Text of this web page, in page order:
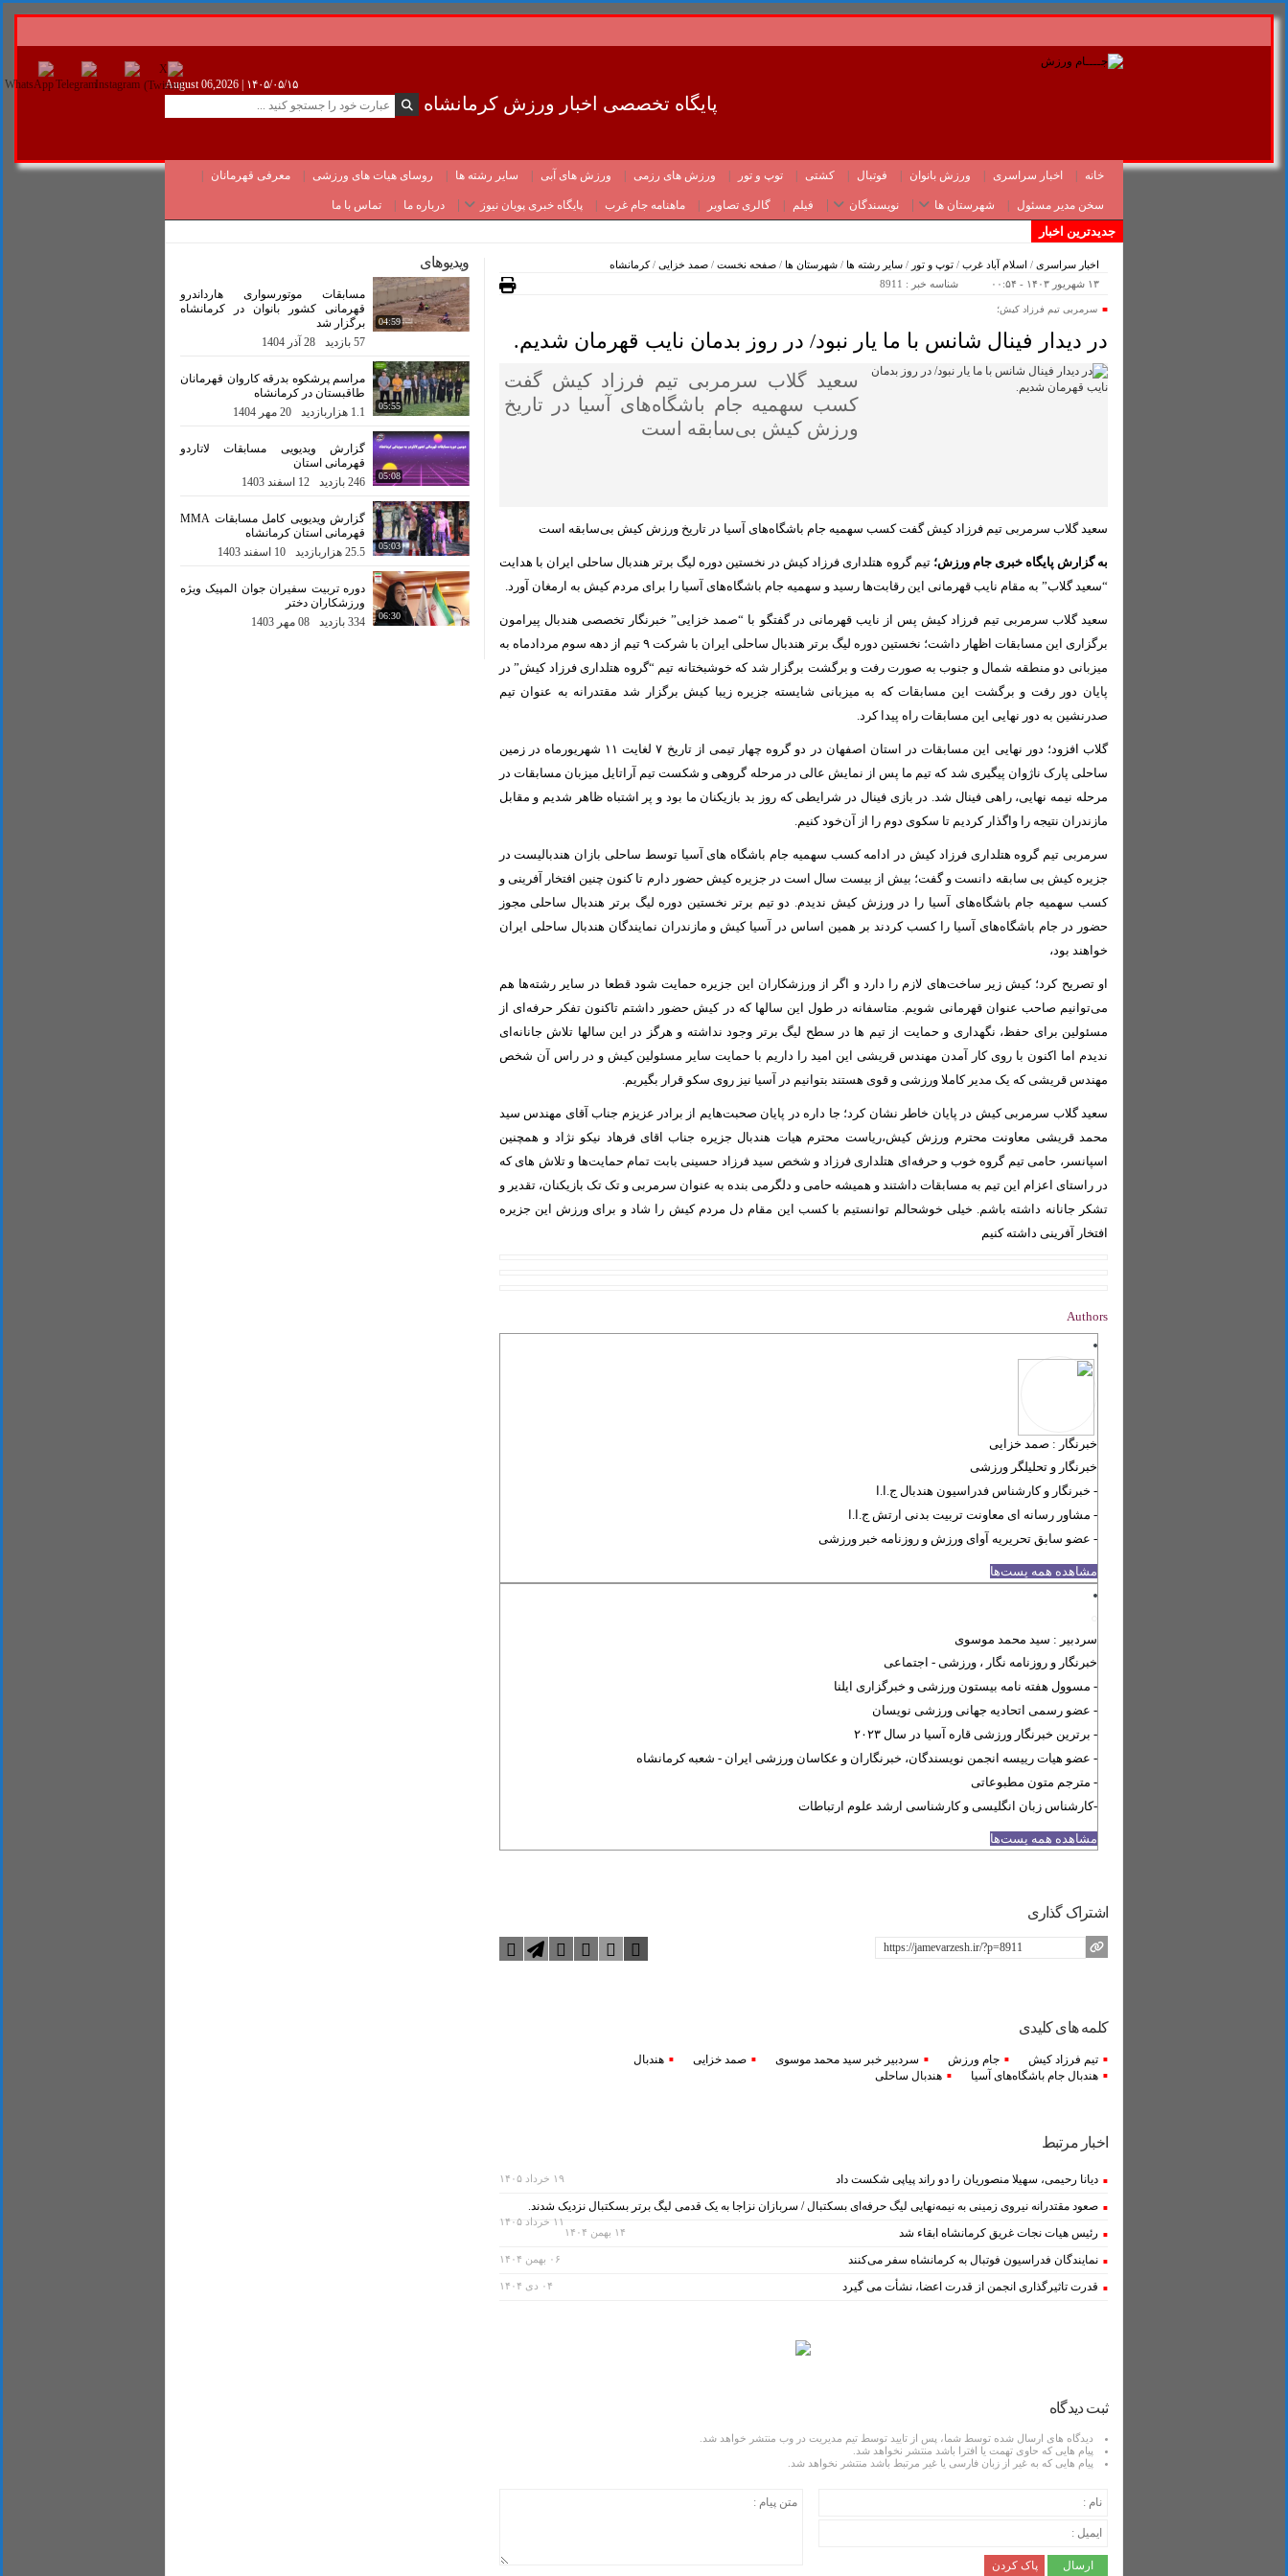
August 06,2026 | ۱۴۰۵/۰۵/۱۵
پایگاه تخصصی اخبار ورزش کرمانشاه
خانه اخبار سراسری ورزش بانوان فوتبال کشتی توپ و تور ورزش های رزمی ورزش های آبی سایر رشته ها روسای هیات های ورزشی معرفی قهرمانان
سخن مدیر مسئول شهرستان ها نویسندگان فیلم گالری تصاویر ماهنامه جام غرب پایگاه خبری پویان نیوز درباره ما تماس با ما
جدیدترین اخبار
اخبار سراسری / اسلام آباد غرب / توپ و تور / سایر رشته ها / شهرستان ها / صفحه نخست / صمد خزایی /کرمانشاه
۱۳ شهریور ۱۴۰۳ - ۰۰:۵۴
شناسه خبر : 8911
سرمربی تیم فرزاد کیش؛
در دیدار فینال شانس با ما یار نبود/ در روز بدمان نایب قهرمان شدیم.
سعید گلاب سرمربی تیم فرزاد کیش گفت
کسب سهمیه جام باشگاه‌های آسیا در تاریخ
ورزش کیش بی‌سابقه است
سعید گلاب سرمربی تیم فرزاد کیش گفت کسب سهمیه جام باشگاه‌های آسیا در تاریخ ورزش کیش بی‌سابقه است
به گزارش پایگاه خبری جام ورزش؛ تیم گروه هتلداری فرزاد کیش در نخستین دوره لیگ برتر هندبال ساحلی ایران با هدایت
“سعید گلاب” به مقام نایب قهرمانی این رقابت‌ها رسید و سهمیه جام باشگاه‌های آسیا را برای مردم کیش به ارمغان آورد.
سعید گلاب سرمربی تیم فرزاد کیش پس از نایب قهرمانی در گفتگو با “صمد خزایی” خبرنگار تخصصی هندبال پیرامون
برگزاری این مسابقات اظهار داشت؛ نخستین دوره لیگ برتر هندبال ساحلی ایران با شرکت ۹ تیم از دهه سوم مردادماه به
میزبانی دو منطقه شمال و جنوب به صورت رفت و برگشت برگزار شد که خوشبختانه تیم “گروه هتلداری فرزاد کیش” در
پایان دور رفت و برگشت این مسابقات که به میزبانی شایسته جزیره زیبا کیش برگزار شد مقتدرانه به عنوان تیم
صدرنشین به دور نهایی این مسابقات راه پیدا کرد.
گلاب افزود؛ دور نهایی این مسابقات در استان اصفهان در دو گروه چهار تیمی از تاریخ ۷ لغایت ۱۱ شهریورماه در زمین
ساحلی پارک ناژوان پیگیری شد که تیم ما پس از نمایش عالی در مرحله گروهی و شکست تیم آراتایل میزبان مسابقات در
مرحله نیمه نهایی، راهی فینال شد. در بازی فینال در شرایطی که روز بد بازیکنان ما بود و پر اشتباه ظاهر شدیم و مقابل
مازندران نتیجه را واگذار کردیم تا سکوی دوم را از آن‌خود کنیم.
سرمربی تیم گروه هتلداری فرزاد کیش در ادامه کسب سهمیه جام باشگاه های آسیا توسط ساحلی بازان هندبالیست در
جزیره کیش بی سابقه دانست و گفت؛ بیش از بیست سال است در جزیره کیش حضور دارم تا کنون چنین افتخار آفرینی و
کسب سهمیه جام باشگاه‌های آسیا را در ورزش کیش ندیدم. دو تیم برتر نخستین دوره لیگ برتر هندبال ساحلی مجوز
حضور در جام باشگاه‌های آسیا را کسب کردند بر همین اساس در آسیا کیش و مازندران نمایندگان هندبال ساحلی ایران
خواهند بود،
او تصریح کرد؛ کیش زیر ساخت‌های لازم را دارد و اگر از ورزشکاران این جزیره حمایت شود قطعا در سایر رشته‌ها هم
می‌توانیم صاحب عنوان قهرمانی شویم. متاسفانه در طول این سالها که در کیش حضور داشتم تاکنون تفکر حرفه‌ای از
مسئولین برای حفظ، نگهداری و حمایت از تیم ها در سطح لیگ برتر وجود نداشته و هرگز در این سالها تلاش جانانه‌ای
ندیدم اما اکنون با روی کار آمدن مهندس قریشی این امید را داریم با حمایت سایر مسئولین کیش و در راس آن شخص
مهندس قریشی که یک مدیر کاملا ورزشی و قوی هستند بتوانیم در آسیا نیز روی سکو قرار بگیریم.
سعید گلاب سرمربی کیش در پایان خاطر نشان کرد؛ جا داره در پایان صحبت‌هایم از برادر عزیزم جناب آقای مهندس سید
محمد قریشی معاونت محترم ورزش کیش،ریاست محترم هیات هندبال جزیره جناب اقای فرهاد نیکو نژاد و همچنین
اسپانسر، حامی تیم گروه خوب و حرفه‌ای هتلداری فرزاد و شخص سید فرزاد حسینی بابت تمام حمایت‌ها و تلاش های که
در راستای اعزام این تیم به مسابقات داشتند و همیشه حامی و دلگرمی بنده به عنوان سرمربی و تک تک بازیکنان، تقدیر و
تشکر جانانه داشته باشم. خیلی خوشحالم توانستیم با کسب این مقام دل مردم کیش را شاد و برای ورزش این جزیره
افتخار آفرینی داشته کنیم
Authors
خبرنگار : صمد خزایی
خبرنگار و تحلیلگر ورزشی
- خبرنگار و کارشناس فدراسیون هندبال ج.ا‌.ا
- مشاور رسانه ای معاونت تربیت بدنی ارتش ج.ا.ا
- عضو سابق تحریریه آوای ورزش و روزنامه خبر ورزشی
مشاهده همه پست‌ها
سردبیر : سید محمد موسوی
خبرنگار و روزنامه نگار ، ورزشی - اجتماعی
- مسوول هفته نامه بیستون ورزشی و خبرگزاری ایلنا
- عضو رسمی اتحادیه جهانی ورزشی نویسان
- برترین خبرنگار ورزشی قاره آسیا در سال ۲۰۲۳
- عضو هیات رییسه انجمن نویسندگان، خبرنگاران و عکاسان ورزشی ایران - شعبه کرمانشاه
- مترجم متون مطبوعاتی
-کارشناس زبان انگلیسی و کارشناسی ارشد علوم ارتباطات
مشاهده همه پست‌ها
اشتراک گذاری
کلمه های کلیدی
تیم فرزاد کیش جام ورزش سردبیر خبر سید محمد موسوی صمد خزایی
هندبال
هندبال جام باشگاه‌های آسیا
هندبال ساحلی
اخبار مرتبط
دیانا رحیمی، سهیلا منصوریان را دو راند پیاپی شکست داد ۱۹ خرداد ۱۴۰۵
صعود مقتدرانه نیروی زمینی به نیمه‌نهایی لیگ حرفه‌ای بسکتبال / سربازان نزاجا به یک قدمی لیگ برتر بسکتبال نزدیک شدند.
۱۱ خرداد ۱۴۰۵
رئیس هیات نجات غریق کرمانشاه ابقاء شد ۱۴ بهمن ۱۴۰۴
نمایندگان فدراسیون فوتبال به کرمانشاه سفر می‌کنند ۰۶ بهمن ۱۴۰۴
قدرت تاثیرگذاری انجمن از قدرت اعضا، نشأت می گیرد ۰۴ دی ۱۴۰۴
ثبت دیدگاه
دیدگاه های ارسال شده توسط شما، پس از تایید توسط تیم مدیریت در وب منتشر خواهد شد.
پیام هایی که حاوی تهمت یا افترا باشد منتشر نخواهد شد.
پیام هایی که به غیر از زبان فارسی یا غیر مرتبط باشد منتشر نخواهد شد.
ویدیوهای
04:59
مسابقات موتورسواری هارداندرو
قهرمانی کشور بانوان در کرمانشاه
برگزار شد
57 بازدید
28 آذر 1404
05:55
مراسم پرشکوه بدرقه کاروان قهرمانان
طاقبستان در کرمانشاه
1.1 هزاربازدید
20 مهر 1404
05:08
گزارش ویدیویی مسابقات لاتاردو
قهرمانی استان
246 بازدید
12 اسفند 1403
05:03
گزارش ویدیویی کامل مسابقات MMA
قهرمانی استان کرمانشاه
25.5 هزاربازدید
10 اسفند 1403
06:30
دوره تربیت سفیران جوان المپیک ویژه
ورزشکاران دختر
334 بازدید
08 مهر 1403